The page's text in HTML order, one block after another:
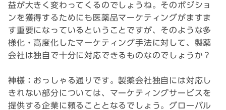
益が大きく変わってくるのでしょうね。そのポジショ
ンを獲得するためにも医薬品マーケティングがますま
す重要になっているということですが、そのような多
様化・高度化したマーケティング手法に対して、製薬
会社は独自で十分に対応できるものなのでしょうか？
神様： おっしゃる通りです。製薬会社独自には対応し
きれない部分については、マーケティングサービスを
提供する企業に頼ることとなるでしょう。グローバル